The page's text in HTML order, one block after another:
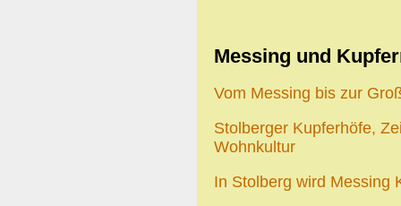
Messing und
Vom Messing bis zur
Stolberger Kupferhöfe,
Wohnkultur
In Stolberg wird Messing